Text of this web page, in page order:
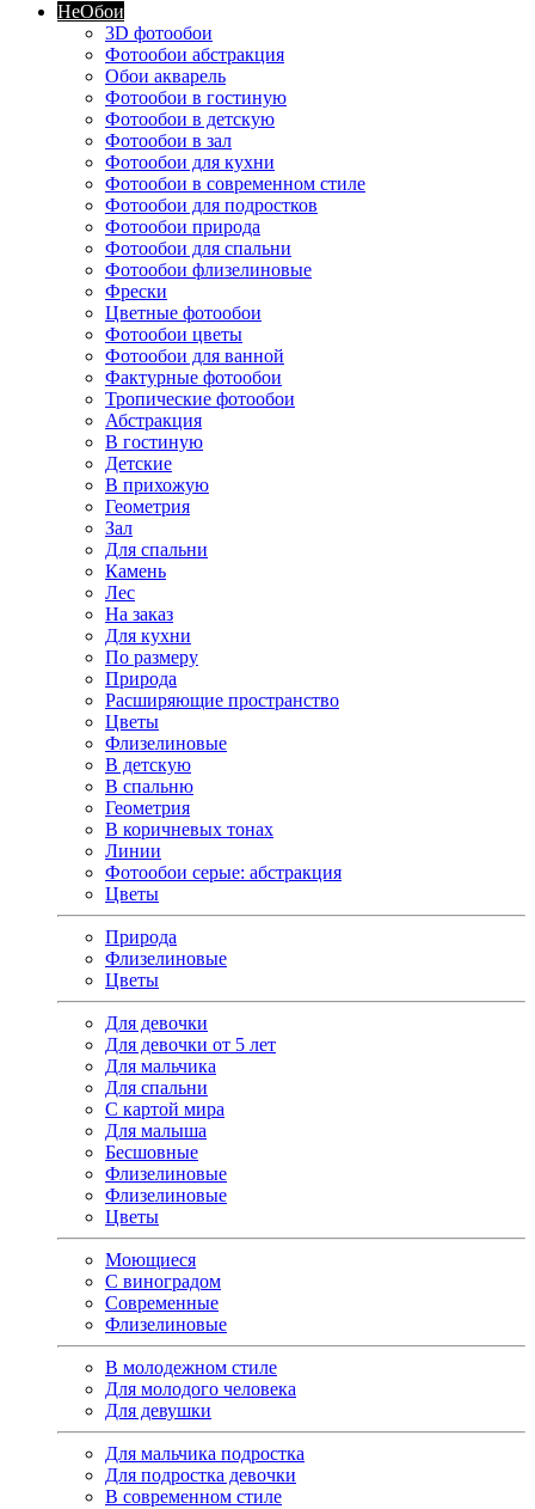
НеОбои
3D фотообои
Фотообои абстракция
Обои акварель
Фотообои в гостиную
Фотообои в детскую
Фотообои в зал
Фотообои для кухни
Фотообои в современном стиле
Фотообои для подростков
Фотообои природа
Фотообои для спальни
Фотообои флизелиновые
Фрески
Цветные фотообои
Фотообои цветы
Фотообои для ванной
Фактурные фотообои
Тропические фотообои
Абстракция
В гостиную
Детские
В прихожую
Геометрия
Зал
Для спальни
Камень
Лес
На заказ
Для кухни
По размеру
Природа
Расширяющие пространство
Цветы
Флизелиновые
В детскую
В спальню
Геометрия
В коричневых тонах
Линии
Фотообои серые: абстракция
Цветы
Природа
Флизелиновые
Цветы
Для девочки
Для девочки от 5 лет
Для мальчика
Для спальни
С картой мира
Для малыша
Бесшовные
Флизелиновые
Флизелиновые
Цветы
Моющиеся
С виноградом
Современные
Флизелиновые
В молодежном стиле
Для молодого человека
Для девушки
Для мальчика подростка
Для подростка девочки
В современном стиле